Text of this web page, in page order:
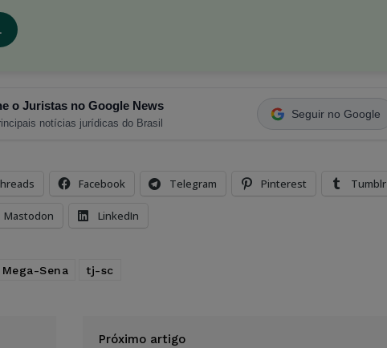
o Juristas no Google News
notícias jurídicas do Brasil
Seguir no Google
Facebook Telegram Pinterest Tumblr
Mastodon LinkedIn
Mega-Sena tj-sc
Próximo artigo